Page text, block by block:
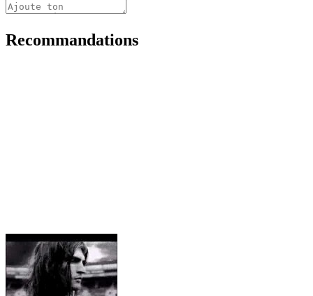
Recommandations